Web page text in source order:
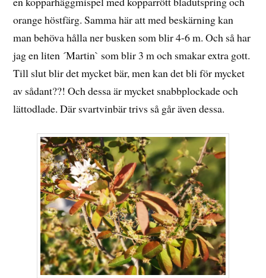
orange höstfärg. Samma här att med beskärning kan
man behöva hålla ner busken som blir 4-6 m. Och så har
jag en liten ´Martin` som blir 3 m och smakar extra gott.
Till slut blir det mycket bär, men kan det bli för mycket
av sådant??! Och dessa är mycket snabbplockade och
lättodlade. Där svartvinbär trivs så går även dessa.